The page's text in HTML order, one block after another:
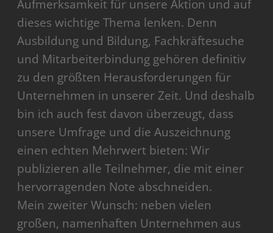
Aufmerksamkeit für unsere Aktion und auf
dieses wichtige Thema lenken. Denn
Ausbildung und Bildung, Fachkräftesuche
und Mitarbeiterbindung gehören definitiv
zu den größten Herausforderungen für
Unternehmen in unserer Zeit. Und deshalb
bin ich auch fest davon überzeugt, dass
unsere Umfrage und die Auszeichnung
einen echten Mehrwert bieten: Wir
publizieren alle Teilnehmer, die mit einer
hervorragenden Note abschneiden.
Mein zweiter Wunsch: neben vielen
großen, namenhaften Unternehmen aus